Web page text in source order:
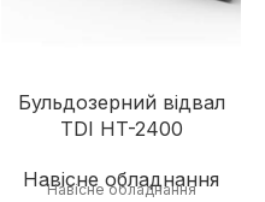
Бульдозерний відвал
TDI HT-2400
Навісне обладнання
Навісне обладнання